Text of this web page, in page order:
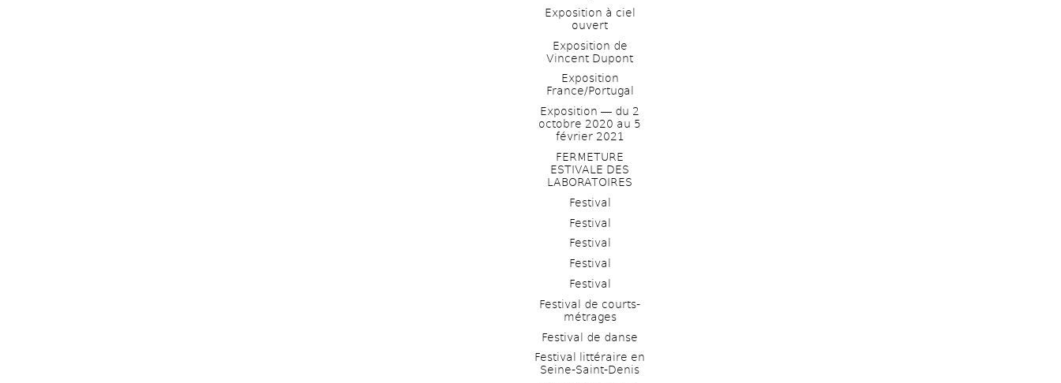
Exposition à ciel
ouvert
Exposition de
Vincent Dupont
Exposition
France/Portugal
Exposition ― du 2
octobre 2020 au 5
février 2021
FERMETURE
ESTIVALE DES
LABORATOIRES
Festival
Festival
Festival
Festival
Festival
Festival de courts-
métrages
Festival de danse
Festival littéraire en
Seine-Saint-Denis